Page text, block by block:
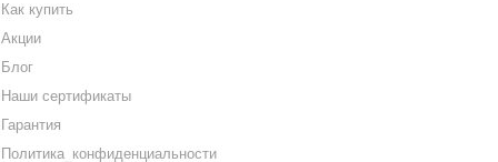
Как купить
Акции
Блог
Наши сертификаты
Гарантия
Политика конфиденциальности